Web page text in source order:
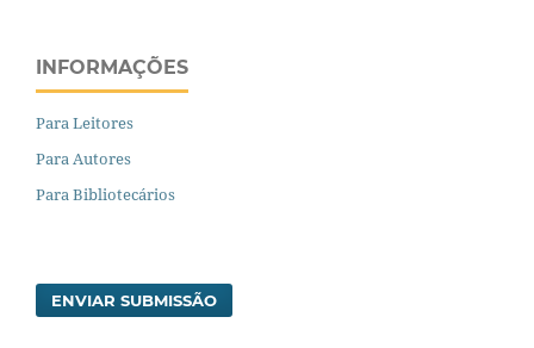
INFORMAÇÕES
Para Leitores
Para Autores
Para Bibliotecários
ENVIAR SUBMISSÃO